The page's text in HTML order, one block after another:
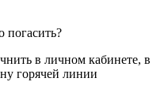
погасить?
в личном кабинете, в
горячей линии